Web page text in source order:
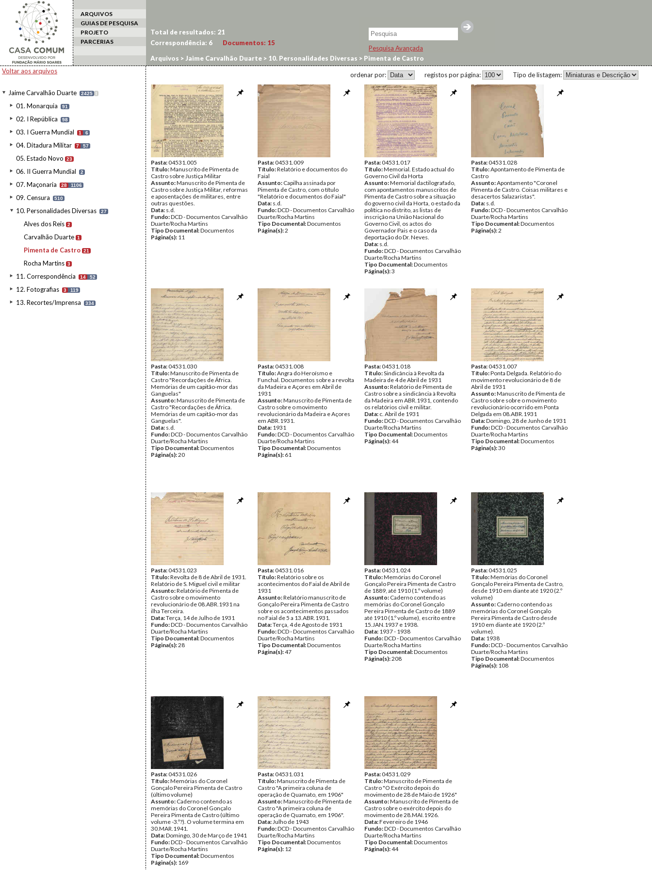
ARQUIVOS
GUIAS DE PESQUISA
PROJETO
PARCERIAS
Pesquisa Avançada
Voltar aos arquivos
Jaime Carvalhão Duarte 2425 I
01. Monarquia 91
02. I República 98
03. I Guerra Mundial 1 6
04. Ditadura Militar 7 57
05. Estado Novo 23
06. II Guerra Mundial 2
07. Maçonaria 28 1106
09. Censura 510
10. Personalidades Diversas 27
Alves dos Reis 2
Carvalhão Duarte 1
Pimenta de Castro 21
Rocha Martins 3
11. Correspondência 14 52
12. Fotografias 3 119
13. Recortes/Imprensa 334
Total de resultados: 21
Correspondência: 6 Documentos: 15
Arquivos > Jaime Carvalhão Duarte > 10. Personalidades Diversas > Pimenta de Castro
Tipo de listagem:
registos por página:
ordenar por:
Pasta:04531.005
Título:Manuscrito de Pimenta de
Castro sobre Justiça Militar
Assunto:Manuscrito de Pimenta de
Castro sobre Justiça Militar, reformas
e aposentações de militares, entre
outras questões.
Data: s.d.
Fundo:DCD - Documentos Carvalhão
Duarte/Rocha Martins
Tipo Documental:Documentos
Página(s): 11
Pasta:04531.009
Título:Relatório e documentos do
Faial
Assunto: Capilha assinada por
Pimenta de Castro, com o título
"Relatório e documentos do Faial"
Data: s.d.
Fundo:DCD - Documentos Carvalhão
Duarte/Rocha Martins
Tipo Documental:Documentos
Página(s):2
Pasta:04531.017
Título:Memorial. Estado actual do
Governo Civil da Horta
Assunto:Memorial dactilografado,
com apontamentos manuscritos de
Pimenta de Castro sobre a situação
do governo civil da Horta, o estado da
política no distrito, as listas de
inscrição na União Nacional do
Governo Civil, os actos do
Governador Pais e o caso da
deportação do Dr. Neves.
Data: s.d.
Fundo:DCD - Documentos Carvalhão
Duarte/Rocha Martins
Tipo Documental:Documentos
Página(s):3
Pasta:04531.028
Título:Apontamento de Pimenta de
Castro
Assunto:Apontamento "Coronel
Pimenta de Castro. Coisas militares e
desacertos Salazaristas".
Data: s.d.
Fundo:DCD - Documentos Carvalhão
Duarte/Rocha Martins
Tipo Documental:Documentos
Página(s):2
Pasta:04531.030
Título:Manuscrito de Pimenta de
Castro "Recordações de África.
Memórias de um capitão-mor das
Ganguelas"
Assunto:Manuscrito de Pimenta de
Castro "Recordações de África.
Memórias de um capitão-mor das
Ganguelas".
Data: s.d.
Fundo:DCD - Documentos Carvalhão
Duarte/Rocha Martins
Tipo Documental:Documentos
Página(s):20
Pasta:04531.008
Título:Angra do Heroísmo e
Funchal. Documentos sobre a revolta
da Madeira e Açores em Abril de
1931
Assunto:Manuscrito de Pimenta de
Castro sobre o movimento
revolucionário da Madeira e Açores
em ABR.1931.
Data: 1931
Fundo:DCD - Documentos Carvalhão
Duarte/Rocha Martins
Tipo Documental:Documentos
Página(s): 61
Pasta:04531.018
Título:Sindicância à Revolta da
Madeira de 4 de Abril de 1931
Assunto:Relatório de Pimenta de
Castro sobre a sindicância à Revolta
da Madeira em ABR.1931, contendo
os relatórios civil e militar.
Data: c. Abril de 1931
Fundo:DCD - Documentos Carvalhão
Duarte/Rocha Martins
Tipo Documental:Documentos
Página(s):44
Pasta:04531.007
Título:Ponta Delgada. Relatório do
movimento revolucionário de 8 de
Abril de 1931
Assunto:Manuscrito de Pimenta de
Castro sobre sobre o movimento
revolucionário ocorrido em Ponta
Delgada em 08.ABR.1931
Data:Domingo, 28 de Junho de 1931
Fundo:DCD - Documentos Carvalhão
Duarte/Rocha Martins
Tipo Documental:Documentos
Página(s):30
Pasta:04531.023
Título:Revolta de 8 de Abril de 1931.
Relatório de S. Miguel civil e militar
Assunto:Relatório de Pimenta de
Castro sobre o movimento
revolucionário de 08.ABR.1931 na
ilha Terceira.
Data:Terça, 14 de Julho de 1931
Fundo:DCD - Documentos Carvalhão
Duarte/Rocha Martins
Tipo Documental:Documentos
Página(s):28
Pasta:04531.016
Título:Relatório sobre os
acontecimentos do Faial de Abril de
1931
Assunto:Relatório manuscrito de
Gonçalo Pereira Pimenta de Castro
sobre os acontecimentos passados
no Faial de 5 a 13.ABR.1931.
Data:Terça, 4 de Agosto de 1931
Fundo:DCD - Documentos Carvalhão
Duarte/Rocha Martins
Tipo Documental:Documentos
Página(s):47
Pasta:04531.024
Título:Memórias do Coronel
Gonçalo Pereira Pimenta de Castro
de 1889, até 1910 (1.º volume)
Assunto: Caderno contendo as
memórias do Coronel Gonçalo
Pereira Pimenta de Castro de 1889
até 1910 (1.º volume), escrito entre
15.JAN.1937 e 1938.
Data: 1937 - 1938
Fundo:DCD - Documentos Carvalhão
Duarte/Rocha Martins
Tipo Documental:Documentos
Página(s):208
Pasta:04531.025
Título:Memórias do Coronel
Gonçalo Pereira Pimenta de Castro,
desde 1910 em diante até 1920 (2.º
volume)
Assunto: Caderno contendo as
memórias do Coronel Gonçalo
Pereira Pimenta de Castro desde
1910 em diante até 1920 (2.º
volume).
Data: 1938
Fundo:DCD - Documentos Carvalhão
Duarte/Rocha Martins
Tipo Documental:Documentos
Página(s): 108
Pasta:04531.026
Título:Memórias do Coronel
Gonçalo Pereira Pimenta de Castro
(último volume)
Assunto: Caderno contendo as
memórias do Coronel Gonçalo
Pereira Pimenta de Castro (último
volume -3.º?). O volume termina em
30.MAR.1941.
Data:Domingo, 30 de Março de 1941
Fundo:DCD - Documentos Carvalhão
Duarte/Rocha Martins
Tipo Documental:Documentos
Página(s): 169
Pasta:04531.031
Título:Manuscrito de Pimenta de
Castro "A primeira coluna de
operação de Quamato, em 1906"
Assunto:Manuscrito de Pimenta de
Castro "A primeira coluna de
operação de Quamato, em 1906".
Data:Julho de 1943
Fundo:DCD - Documentos Carvalhão
Duarte/Rocha Martins
Tipo Documental:Documentos
Página(s): 12
Pasta:04531.029
Título:Manuscrito de Pimenta de
Castro "O Exército depois do
movimento de 28 de Maio de 1926"
Assunto:Manuscrito de Pimenta de
Castro sobre o exército depois do
movimento de 28.MAI.1926.
Data:Fevereiro de 1946
Fundo:DCD - Documentos Carvalhão
Duarte/Rocha Martins
Tipo Documental:Documentos
Página(s):44